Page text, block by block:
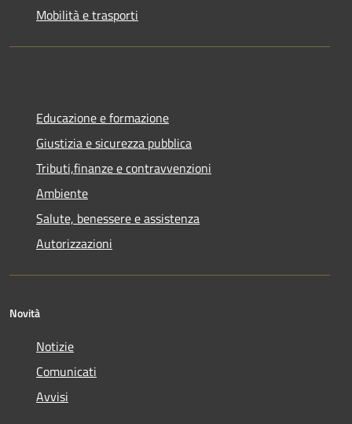
Mobilità e trasporti
Educazione e formazione
Giustizia e sicurezza pubblica
Tributi,finanze e contravvenzioni
Ambiente
Salute, benessere e assistenza
Autorizzazioni
Novità
Notizie
Comunicati
Avvisi